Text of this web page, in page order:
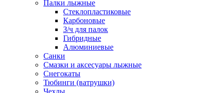
Палки лыжные
Стеклопластиковые
Карбоновые
З/ч для палок
Гибридные
Алюминиевые
Санки
Смазки и аксесуары лыжные
Снегокаты
Тюбинги (ватрушки)
Чехлы